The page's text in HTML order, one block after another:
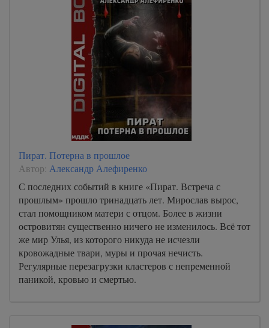
Пират. Потерна в прошлое
Автор: Александр Алефиренко
С последних событий в книге «Пират. Встреча с
прошлым» прошло тринадцать лет. Мирослав вырос,
стал помощником матери с отцом. Более в жизни
островитян существенно ничего не изменилось. Всё тот
же мир Улья, из которого никуда не исчезли
кровожадные твари, муры и прочая нечисть.
Регулярные перезагрузки кластеров с непременной
паникой, кровью и смертью.